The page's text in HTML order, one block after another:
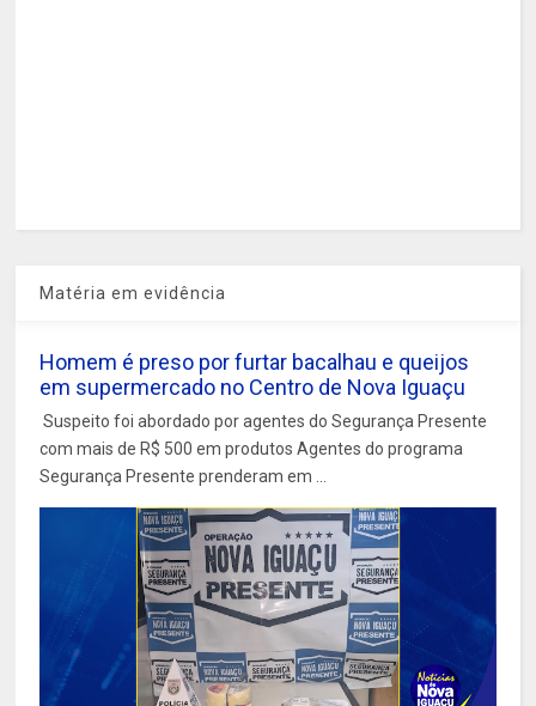
Matéria em evidência
Homem é preso por furtar bacalhau e queijos
em supermercado no Centro de Nova Iguaçu
Suspeito foi abordado por agentes do Segurança Presente
com mais de R$ 500 em produtos Agentes do programa
Segurança Presente prenderam em ...